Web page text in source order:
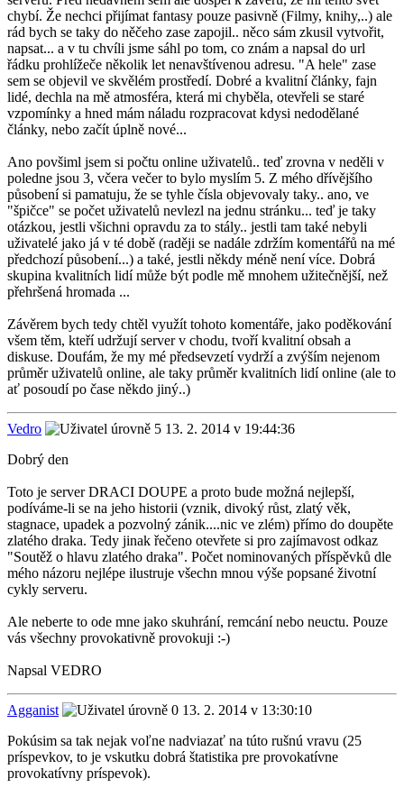
chybí. Že nechci přijímat fantasy pouze pasivně (Filmy, knihy,..) ale
rád bych se taky do něčeho zase zapojil.. něco sám zkusil vytvořit,
napsat... a v tu chvíli jsme sáhl po tom, co znám a napsal do url
řádku prohlížeče několik let nenavštívenou adresu. "A hele" zase
sem se objevil ve skvělém prostředí. Dobré a kvalitní články, fajn
lidé, dechla na mě atmosféra, která mi chyběla, otevřeli se staré
vzpomínky a hned mám náladu rozpracovat kdysi nedodělané
články, nebo začít úplně nové...
Ano povšiml jsem si počtu online uživatelů.. teď zrovna v neděli v
poledne jsou 3, včera večer to bylo myslím 5. Z mého dřívějšího
působení si pamatuju, že se tyhle čísla objevovaly taky.. ano, ve
"špičce" se počet uživatelů nevlezl na jednu stránku... teď je taky
otázkou, jestli všichni opravdu za to stály.. jestli tam také nebyli
uživatelé jako já v té době (raději se nadále zdržím komentářů na mé
předchozí působení...) a také, jestli někdy méně není více. Dobrá
skupina kvalitních lidí může být podle mě mnohem užitečnější, než
přehršená hromada ...
Závěrem bych tedy chtěl využít tohoto komentáře, jako poděkování
všem těm, kteří udržují server v chodu, tvoří kvalitní obsah a
diskuse. Doufám, že my mé předsevzetí vydrží a zvýším nejenom
průměr uživatelů online, ale taky průměr kvalitních lidí online (ale to
ať posoudí po čase někdo jiný..)
Vedro
13. 2. 2014 v 19:44:36
Dobrý den
Toto je server DRACI DOUPE a proto bude možná nejlepší,
podíváme-li se na jeho historii (vznik, divoký růst, zlatý věk,
stagnace, upadek a pozvolný zánik....nic ve zlém) přímo do doupěte
zlatého draka. Tedy jinak řečeno otevřete si pro zajímavost odkaz
"Soutěž o hlavu zlatého draka". Počet nominovaných příspěvků dle
mého názoru nejlépe ilustruje všechn mnou výše popsané životní
cykly serveru.
Ale neberte to ode mne jako skuhrání, remcání nebo neuctu. Pouze
vás všechny provokativně provokuji :-)
Napsal VEDRO
Agganist
13. 2. 2014 v 13:30:10
Pokúsim sa tak nejak voľne nadviazať na túto rušnú vravu (25
príspevkov, to je vskutku dobrá štatistika pre provokatívne
provokatívny príspevok).